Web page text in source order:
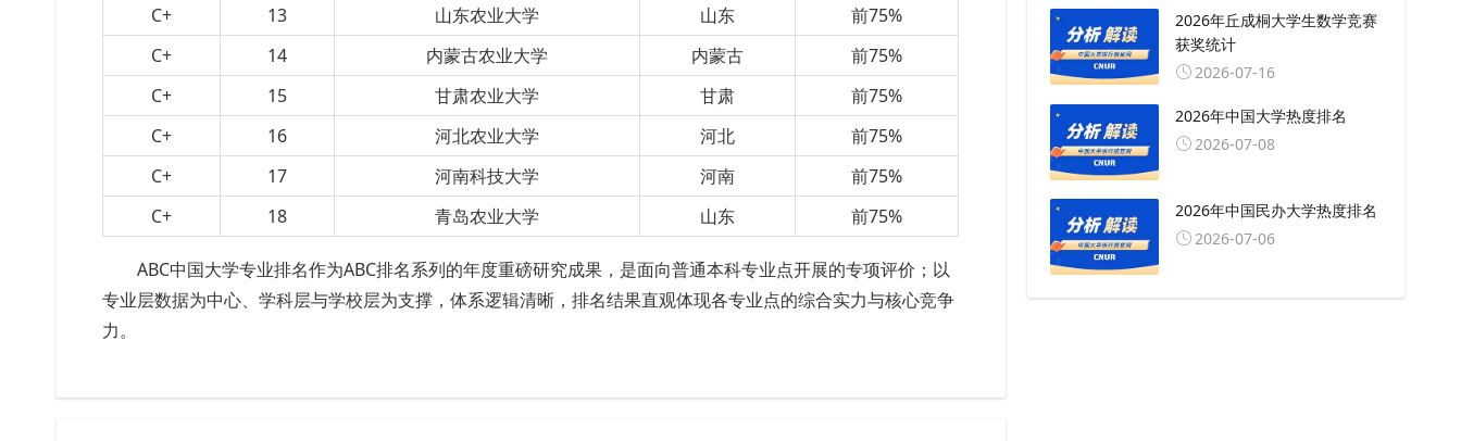
C+
13 山东农业大学 山东
前75%
C+
14 内蒙古农业大学 内蒙古
前75%
C+
15 甘肃农业大学 甘肃
前75%
C+
16 河北农业大学 河北
前75%
C+
17 河南科技大学 河南
前75%
C+
18 青岛农业大学 山东 前75%
ABC中国大学专业排名作为ABC排名系列的年度重磅研究成果，是面向普通本科专业点开展的专项评价；以
专业层数据为中心、学科层与学校层为支撑，体系逻辑清晰，排名结果直观体现各专业点的综合实力与核心竞争
力。
2026年丘成桐大学生数学竞赛
获奖统计
2026-07-16
2026年中国大学热度排名
2026-07-08
2026年中国民办大学热度排名
2026-07-06